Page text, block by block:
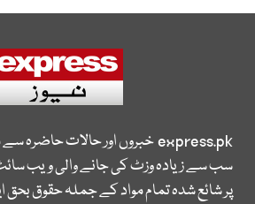
express.pkخبروں اور حالات حاضرہ
سب سے زیادہ وزٹ کی جانے والی ویب
پر شائع شدہ تمام مواد کے جملہ حقوق